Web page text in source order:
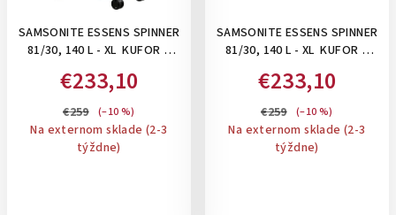
SAMSONITE ESSENS SPINNER
81/30, 140 L - XL KUFOR S
MIDNIGHT BLUE
€233,10
€259 (–10 %)
Na externom sklade (2-3
týždne)
SAMSONITE ESSENS SPINNER
81/30, 140 L - XL KUFOR S
RADIANT YELLOW
€233,10
€259 (–10 %)
Na externom sklade (2-3
týždne)